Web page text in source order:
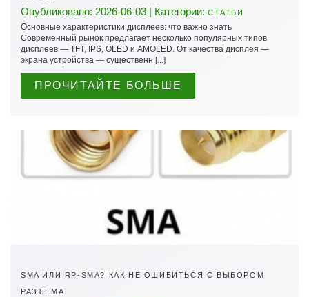
Опубликовано: 2026-06-03 | Категории: СТАТЬИ
Основные характеристики дисплеев: что важно знать
Современный рынок предлагает несколько популярных типов
дисплеев — TFT, IPS, OLED и AMOLED. От качества дисплея —
экрана устройства — существенн [...]
ПРОЧИТАЙТЕ БОЛЬШЕ
SMA ИЛИ RP-SMA? КАК НЕ ОШИБИТЬСЯ С ВЫБОРОМ
РАЗЪЕМА